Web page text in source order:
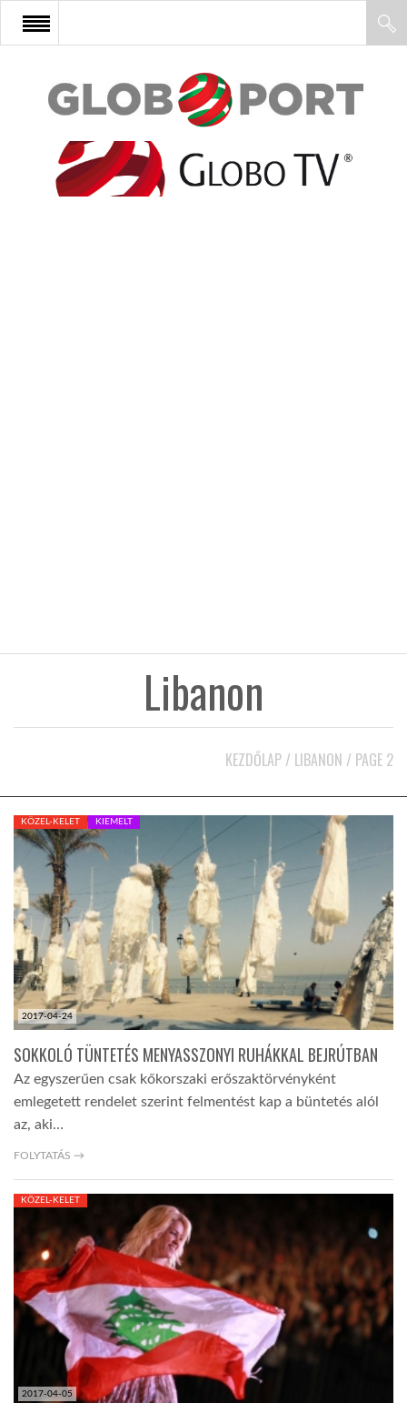
FŐOLDAL
AFRIKA
HÍR3D
TROPICALMAGAZIN
GLOBOTV
AFRIKA TUDÁSTÁR
A NAP SZÉPE
LINKTR.EE
DOBRAVERO.HU
LATIMO.HU
GLOBOBOOK
Libanon
KEZDŐLAP / LIBANON / PAGE 2
2017-04-24
KÖZEL-KELET KIEMELT
SOKKOLÓ TÜNTETÉS MENYASSZONYI RUHÁKKAL BEJRÚTBAN
Az egyszerűen csak kőkorszaki erőszaktörvényként
emlegetett rendelet szerint felmentést kap a büntetés alól
az, aki…
FOLYTATÁS →
2017-04-05
KÖZEL-KELET